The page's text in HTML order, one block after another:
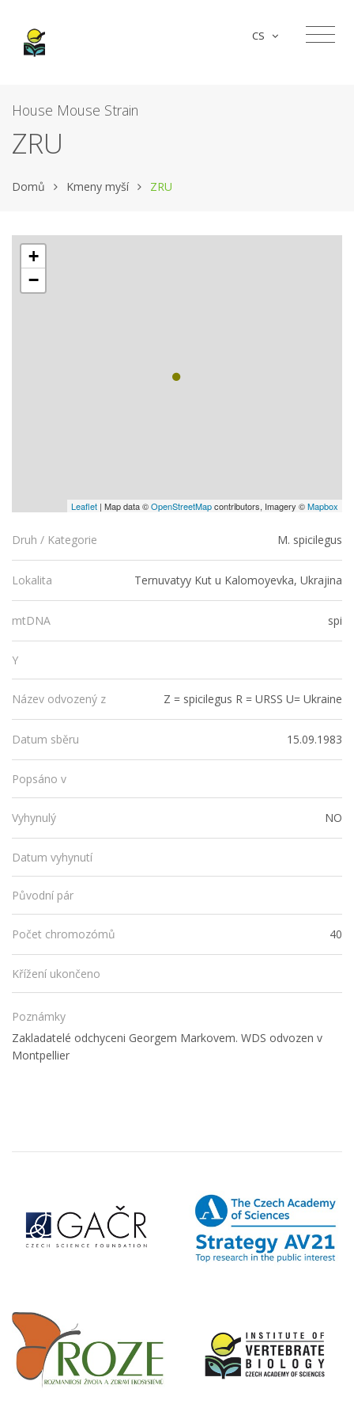
CS
House Mouse Strain
ZRU
Domů Kmeny myší ZRU
+
−
Leaflet | Map data ©OpenStreetMapcontributors, Imagery ©Mapbox
Druh / Kategorie M. spicilegus
Lokalita Ternuvatyy Kut u Kalomoyevka, Ukrajina
mtDNA spi
Y
Název odvozený z Z = spicilegus R = URSS U= Ukraine
Datum sběru 15.09.1983
Popsáno v
Vyhynulý NO
Datum vyhynutí
Původní pár
Počet chromozómů 40
Křížení ukončeno
Poznámky
Zakladatelé odchyceni Georgem Markovem. WDS odvozen v
Montpellier